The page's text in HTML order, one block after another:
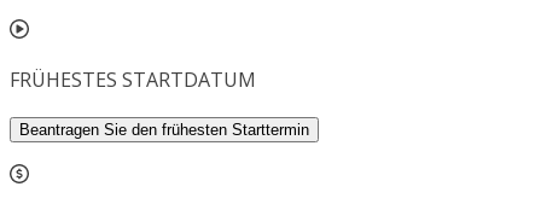
FRÜHESTES STARTDATUM
Beantragen Sie den frühesten Starttermin